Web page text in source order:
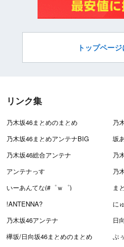
トップペー
リンク集
乃木坂46まとめのまとめ
乃
乃木坂46まとめアンテナBIG
坂
乃木坂46総合アンテナ
乃
アンテナっす
乃
いーあんてな(#゜ｗ゜)
ま
!ANTENNA?
に
乃木坂46アンテナ
日
欅坂/日向坂46まとめのまとめ
ぷ